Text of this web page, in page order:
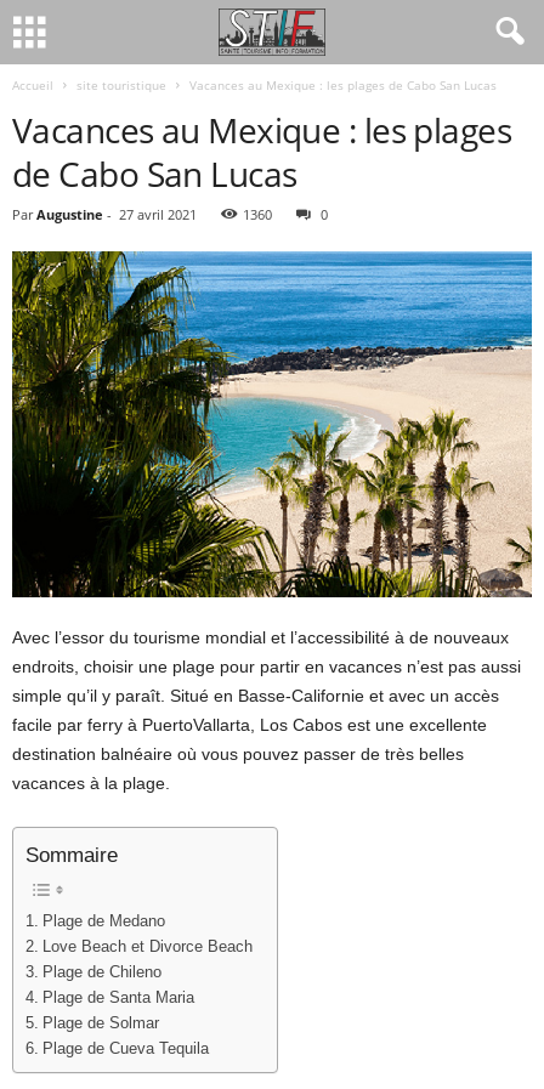
Accueil site touristique Vacances au Mexique : les plages de Cabo San Lucas
Vacances au Mexique : les plages
de Cabo San Lucas
Par Augustine - 27 avril 2021 1360 0
Avec l’essor du tourisme mondial et l’accessibilité à de nouveaux
endroits, choisir une plage pour partir en vacances n’est pas aussi
simple qu’il y paraît. Situé en Basse-Californie et avec un accès
facile par ferry à PuertoVallarta, Los Cabos est une excellente
destination balnéaire où vous pouvez passer de très belles
vacances à la plage.
Sommaire
Plage de Medano
Love Beach et Divorce Beach
Plage de Chileno
Plage de Santa Maria
Plage de Solmar
Plage de Cueva Tequila